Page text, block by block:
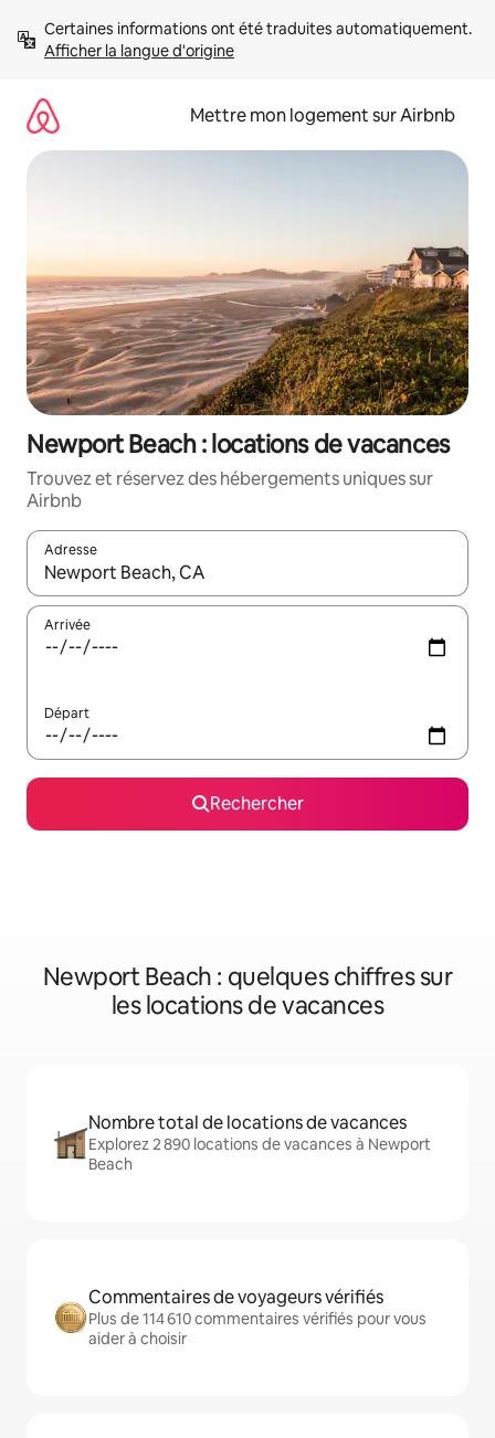
directement
Afficher la langue d'origine
Mettre mon logement sur Airbnb
Newport Beach : locations de vacances
Trouvez et réservez des hébergements uniques sur
Airbnb
Adresse
Lorsque les résultats s'affichent, utilisez les flèches vers le
Arrivée
Départ
Rechercher
Newport Beach : quelques chiffres sur
les locations de vacances
Nombre total de locations de vacances
Explorez 2 890 locations de vacances à Newport
Beach
Commentaires de voyageurs vérifiés
Plus de 114 610 commentaires vérifiés pour vous
aider à choisir